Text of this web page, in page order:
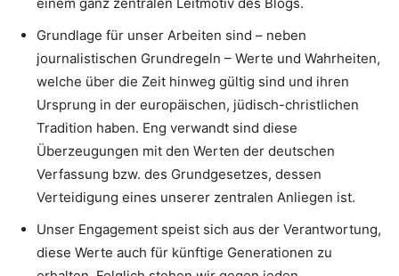
Grundlage für unser Arbeiten sind – neben
journalistischen Grundregeln – Werte und Wahrheiten,
welche über die Zeit hinweg gültig sind und ihren
Ursprung in der europäischen, jüdisch-christlichen
Tradition haben. Eng verwandt sind diese
Überzeugungen mit den Werten der deutschen
Verfassung bzw. des Grundgesetzes, dessen
Verteidigung eines unserer zentralen Anliegen ist.
Unser Engagement speist sich aus der Verantwortung,
diese Werte auch für künftige Generationen zu